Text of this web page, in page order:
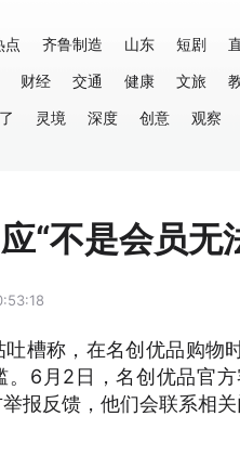
点 齐鲁制造 山东 短剧
财经 交通 健康 文旅
灵境 深度 创意 观察
“不是会员
槽称，在名创优品购物
。6月2日，名创优品官
报反馈，他们会联系相